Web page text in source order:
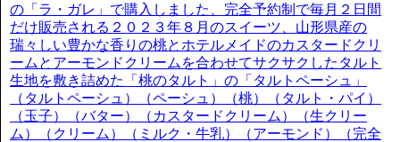
の「ラ・ガレ」で購入しました、完全予約制で毎月２日間
だけ販売される２０２３年８月のスイーツ、山形県産の
瑞々しい豊かな香りの桃とホテルメイドのカスタードクリ
ームとアーモンドクリームを合わせてサクサクしたタルト
生地を敷き詰めた「桃のタルト」の「タルトペーシュ」
（タルトペーシュ）（ペーシュ）（桃）（タルト・パイ）
（玉子）（バター）（カスタードクリーム）（生クリー
ム）（クリーム）（ミルク・牛乳）（アーモンド）（完全